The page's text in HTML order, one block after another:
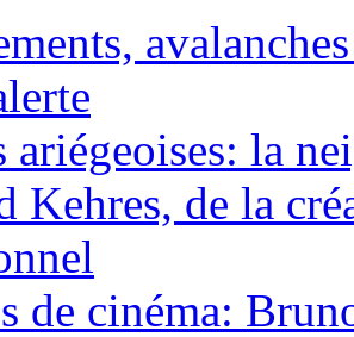
ariégeoises: la
Kehres, de la
de cinéma: